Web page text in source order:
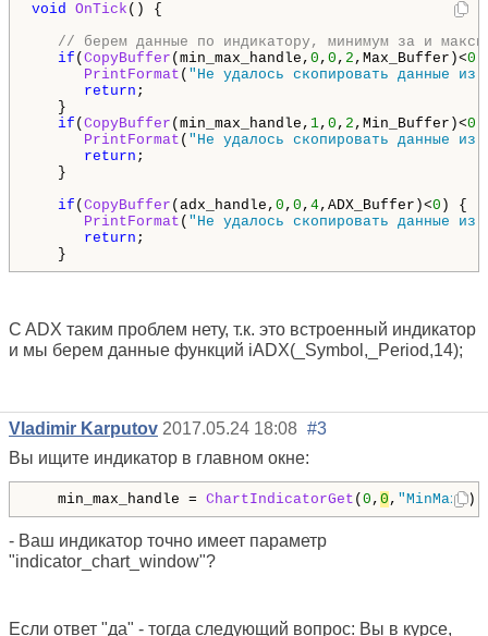
void OnTick () {
// берем данные по индикатору, минимум за и
if ( CopyBuffer (min_max_handle, 0 , 0 , 2 ,Max_Buffer)<0
PrintFormat ( "Не удалось скопировать данные из
return ;
}
if ( CopyBuffer (min_max_handle, 1, 0 , 2 ,Min_Buffer)<0
PrintFormat ( "Не удалось скопировать данные из
return ;
}
if ( CopyBuffer (adx_handle, 0 , 0 , 4,ADX_Buffer)<0 ) {
PrintFormat ( "Не удалось скопировать данные из
return ;
}
C ADX таким проблем нету, т.к. это встроенный индикатор
и мы берем данные функций iADX(_Symbol,_Period,14);
Vladimir Karputov 2017.05.24 18:08 #3
Вы ищите индикатор в главном окне:
min_max_handle = ChartIndicatorGet ( 0 , 0 , "MinMax");
- Ваш индикатор точно имеет параметр
"indicator_chart_window"?
Если ответ "да" - тогда следующий вопрос: Вы в курсе,